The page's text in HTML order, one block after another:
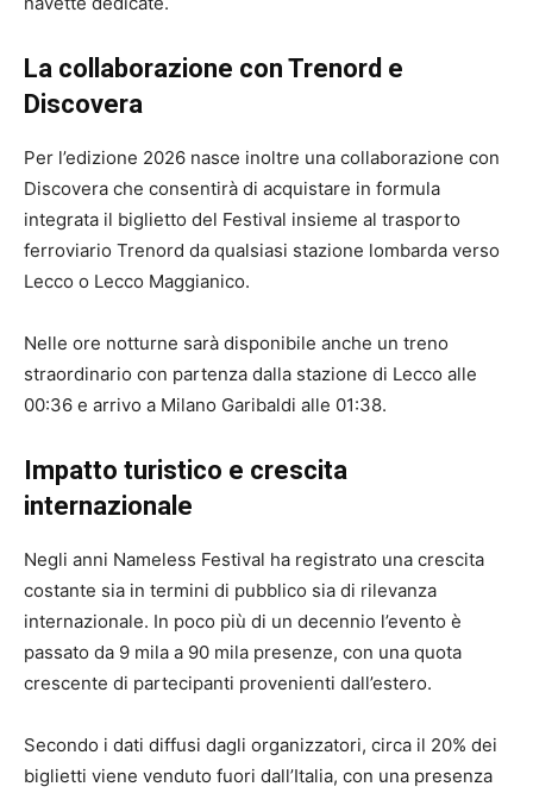
La collaborazione con Trenord e
Discovera
Per l’edizione 2026 nasce inoltre una collaborazione con
Discovera che consentirà di acquistare in formula
integrata il biglietto del Festival insieme al trasporto
ferroviario Trenord da qualsiasi stazione lombarda verso
Lecco o Lecco Maggianico.
Nelle ore notturne sarà disponibile anche un treno
straordinario con partenza dalla stazione di Lecco alle
00:36 e arrivo a Milano Garibaldi alle 01:38.
Impatto turistico e crescita
internazionale
Negli anni Nameless Festival ha registrato una crescita
costante sia in termini di pubblico sia di rilevanza
internazionale. In poco più di un decennio l’evento è
passato da 9 mila a 90 mila presenze, con una quota
crescente di partecipanti provenienti dall’estero.
Secondo i dati diffusi dagli organizzatori, circa il 20% dei
biglietti viene venduto fuori dall’Italia, con una presenza